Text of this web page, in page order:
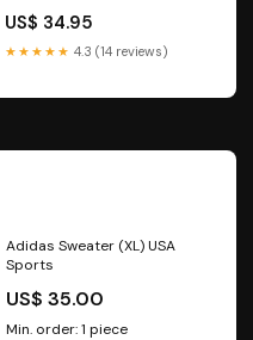
Sommerschuhe
US$ 34.95
★★★★★ 4.3 (14 reviews)
Adidas Sweater (XL) USA
Sports
US$ 35.00
Min. order: 1 piece